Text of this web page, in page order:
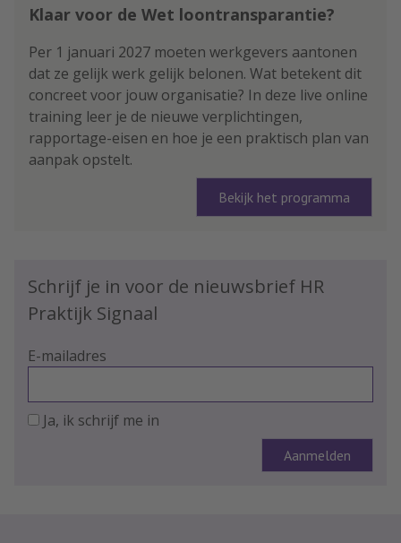
Klaar voor de Wet loontransparantie?
Per 1 januari 2027 moeten werkgevers aantonen
dat ze gelijk werk gelijk belonen. Wat betekent dit
concreet voor jouw organisatie? In deze live online
training leer je de nieuwe verplichtingen,
rapportage-eisen en hoe je een praktisch plan van
aanpak opstelt.
Bekijk het programma
Schrijf je in voor de nieuwsbrief HR
Praktijk Signaal
E-mailadres
Ja, ik schrijf me in